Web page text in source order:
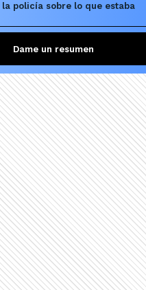
la policía sobre lo que estaba
Dame un resumen